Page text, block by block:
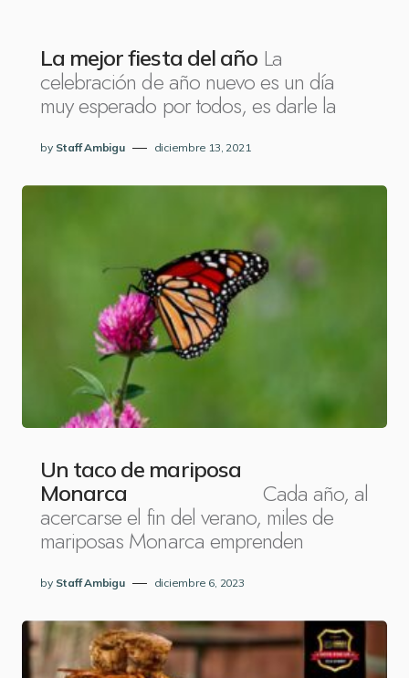
La mejor fiesta del año La
celebración de año nuevo es un día
muy esperado por todos, es darle la
by Staff Ambigu diciembre 13, 2021
Un taco de mariposa
Monarca
Cada año, al
acercarse el fin del verano, miles de
mariposas Monarca emprenden
by Staff Ambigu diciembre 6, 2023